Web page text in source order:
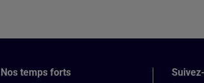
Nos temps forts